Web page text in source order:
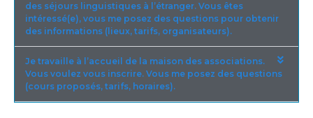
des séjours linguistiques à l’étranger. Vous êtes
intéressé(e), vous me posez des questions pour obtenir
des informations (lieux, tarifs, organisateurs).
Je travaille à l’accueil de la maison des associations.
Vous voulez vous inscrire. Vous me posez des questions
(cours proposés, tarifs, horaires).